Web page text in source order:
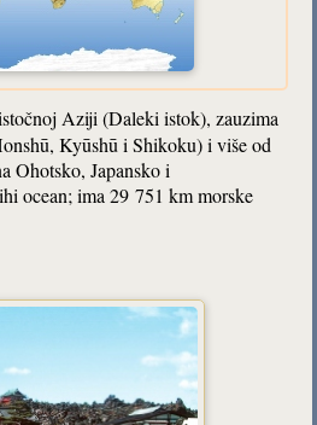
Aziji (Daleki istok), zauzima
Kyūshū i Shikoku) i više od
Ohotsko, Japansko i
ocean; ima 29 751 km morske